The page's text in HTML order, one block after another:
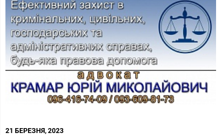
21 БЕРЕЗНЯ, 2023